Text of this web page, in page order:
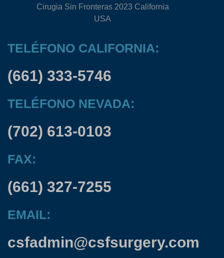
Cirugia Sin Fronteras 2023 California
USA
TELÉFONO CALIFORNIA:
(661) 333-5746
TELÉFONO NEVADA:
(702) 613-0103
FAX:
(661) 327-7255
EMAIL:
csfadmin@csfsurgery.com